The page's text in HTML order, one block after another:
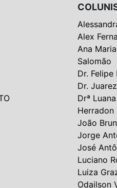
Alex
Ana
Salomão
Dr. Felipe
Dr.
Drª
Herradon
João
Jorge
José
Luciano
Luiza
Odailson